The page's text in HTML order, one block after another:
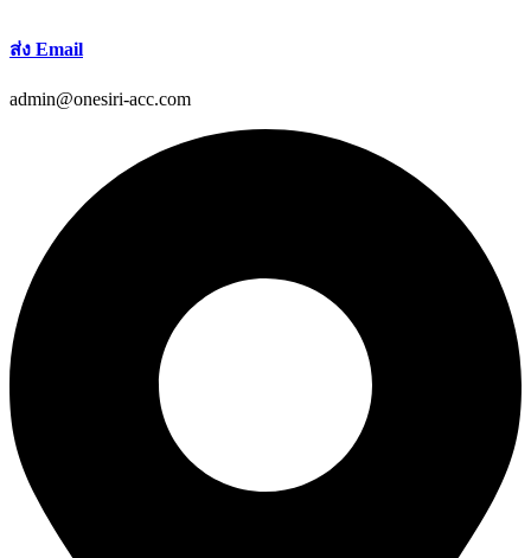
ส่ง Email
admin@onesiri-acc.com